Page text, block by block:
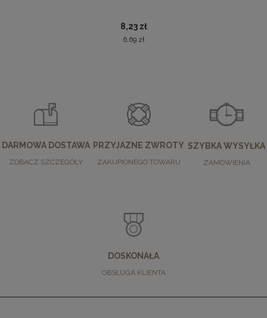
8,23 zł
6,69 zł
DARMOWA DOSTAWA
ZOBACZ SZCZEGÓŁY
PRZYJAZNE ZWROTY
ZAKUPIONEGO TOWARU
SZYBKA WYSYŁKA
ZAMÓWIENIA
DOSKONAŁA
OBSŁUGA KLIENTA